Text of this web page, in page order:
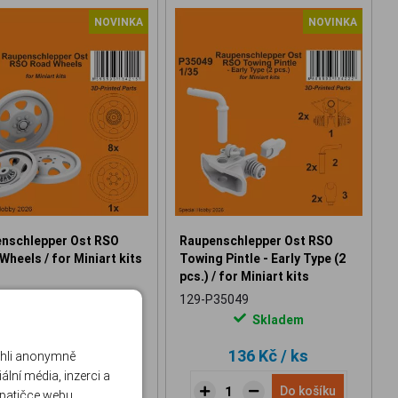
NOVINKA
Ost RSO
/ for Miniart kits
284 Kč/ ks
Do košíku
NOVINKA
Raupenschlepper Ost RSO
Towing Pintle - Early Type (2
pcs.) / for Miniart kits
129-P35049
Skladem
136 Kč/ ks
Do košíku
anonymně
média, inzerci a